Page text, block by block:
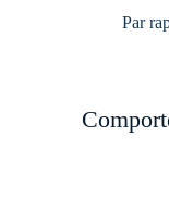
Par